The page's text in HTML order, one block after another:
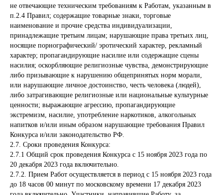
не отвечающие техническим требованиям к Работам, указанным в
п.2.4 Правил; содержащие товарные знаки, торговые
наименование и прочие средства индивидуализации,
принадлежащие третьим лицам; нарушающие права третьих лиц,
носящие порнографический/ эротический характер, рекламный
характер; пропагандирующие насилие или содержащие сцены
насилия; оскорбляющие религиозные чувства, демонстрирующие
либо призывающие к нарушению общепринятых норм морали,
или нарушающие личное достоинство, честь человека (людей),
либо затрагивающие религиозные или национальные культурные
ценности; выражающие агрессию, пропагандирующие
экстремизм, насилие, употребление наркотиков, алкогольных
напитков и/или иным образом нарушающие требования Правил
Конкурса и/или законодательство РФ.
2.7. Сроки проведения Конкурса:
2.7.1 Общий срок проведения Конкурса с 15 ноября 2023 года по
20 декабря 2023 года включительно.
2.7.2. Прием Работ осуществляется в период с 15 ноября 2023 года
до 18 часов 00 минут по московскому времени 17 декабря 2023